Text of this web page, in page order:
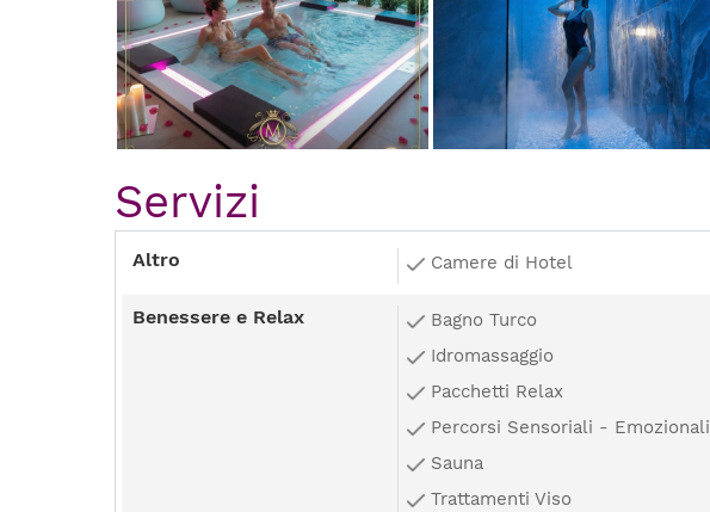
Servizi
Altro Camere di Hotel
Benessere e Relax Bagno Turco
Idromassaggio
Pacchetti Relax
Percorsi Sensoriali - Emozionali
Sauna
Trattamenti Viso